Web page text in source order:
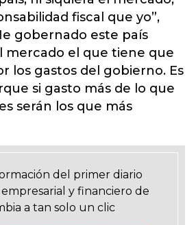
fiscal que yo”,
gobernado este país
mercado el que tiene que
los gastos del gobierno. Es
si gasto más de lo que
serán los que más
del primer diario
y financiero de
a tan solo un clic